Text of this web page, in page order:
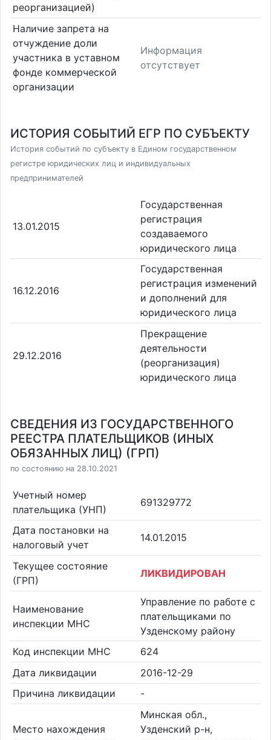
реорганизацией)
Наличие запрета на
отчуждение доли
участника в уставном
фонде коммерческой
организации
Информация
отсутствует
ИСТОРИЯ СОБЫТИЙ ЕГР ПО СУБЪЕКТУ
История событий по субъекту в Едином государственном
регистре юридических лиц и индивидуальных
предпринимателей
13.01.2015
Государственная
регистрация
создаваемого
юридического лица
16.12.2016
Государственная
регистрация изменений
и дополнений для
юридического лица
29.12.2016
Прекращение
деятельности
(реорганизация)
юридического лица
СВЕДЕНИЯ ИЗ ГОСУДАРСТВЕННОГО
РЕЕСТРА ПЛАТЕЛЬЩИКОВ (ИНЫХ
ОБЯЗАННЫХ ЛИЦ) (ГРП)
по состоянию на 28.10.2021
Учетный номер
плательщика (УНП)
691329772
Дата постановки на
налоговый учет
14.01.2015
Текущее состояние
(ГРП)
ЛИКВИДИРОВАН
Наименование
инспекции МНС
Управление по работе с
плательщиками по
Узденскому району
Код инспекции МНС
624
Дата ликвидации
2016-12-29
Причина ликвидации
-
Место нахождения
Минская обл.,
Узденский р-н,